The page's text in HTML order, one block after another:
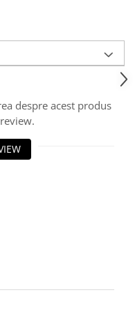
despre acest produs